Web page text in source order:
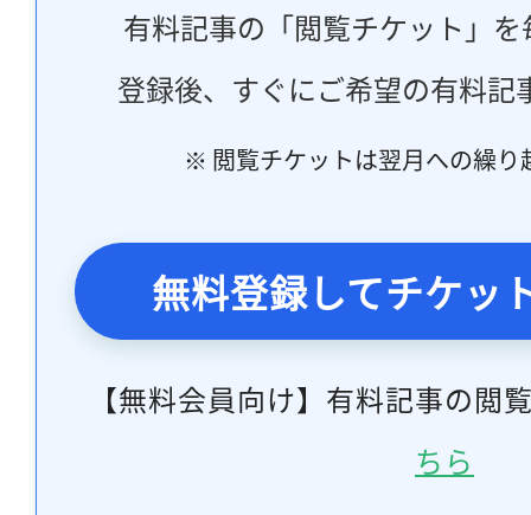
有料記事の「閲覧チケット」
登録後、すぐにご希望の有料記
※ 閲覧チケットは翌月への繰り
無料登録してチケッ
【無料会員向け】有料記事の閲
ちら